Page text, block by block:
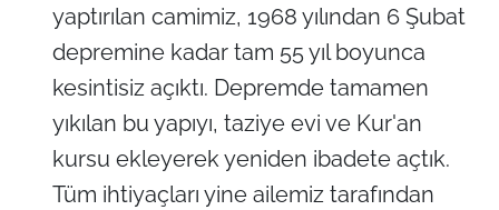
yaptırılan camimiz, 1968 yılından 6 Şubat
depremine kadar tam 55 yıl boyunca
kesintisiz açıktı. Depremde tamamen
yıkılan bu yapıyı, taziye evi ve Kur'an
kursu ekleyerek yeniden ibadete açtık.
Tüm ihtiyaçları yine ailemiz tarafından